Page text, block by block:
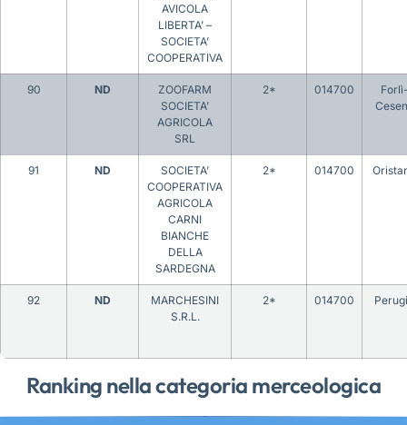
Ranking nella categoria merceologica
AVICOLA
LIBERTA’ –
SOCIETA’
COOPERATIVA
90 ND
ZOOFARM
SOCIETA’
AGRICOLA
SRL
2* 014700
91 ND
SOCIETA’
COOPERATIVA
AGRICOLA
CARNI
BIANCHE
DELLA
SARDEGNA
2* 014700
92 ND
MARCHESINI
S.R.L.
2* 014700